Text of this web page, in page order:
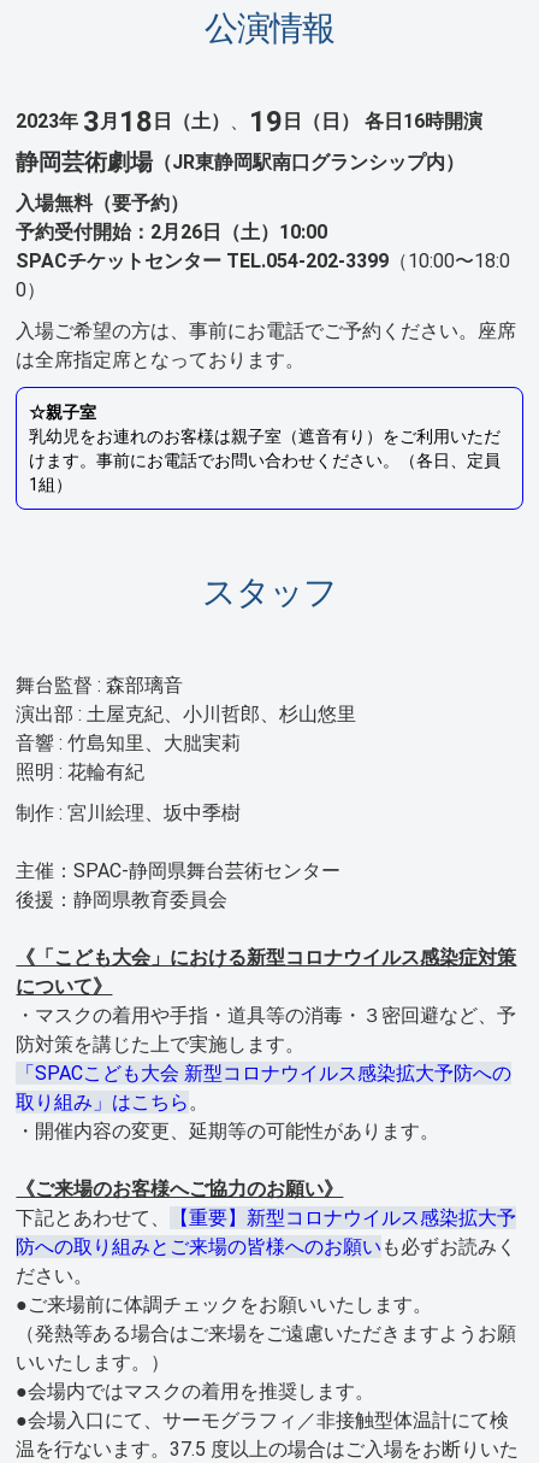
公演情報
2023年 3月 18 日（土） 、 19 日（日） 各日16時開演
静岡芸術劇場（JR東静岡駅南口グランシップ内）
入場無料（要予約）
予約受付開始：2月26日（土）10:00
SPACチケットセンター TEL.054-202-3399 （10:00〜18:0
0）
入場ご希望の方は、事前にお電話でご予約ください。座席
は全席指定席となっております。
☆親子室
乳幼児をお連れのお客様は親子室（遮音有り）をご利用いただ
けます。事前にお電話でお問い合わせください。（各日、定員
1組）
スタッフ
舞台監督 : 森部璃音
演出部 : 土屋克紀、小川哲郎、杉山悠里
音響 : 竹島知里、大朏実莉
照明 : 花輪有紀
制作 : 宮川絵理、坂中季樹
主催：SPAC-静岡県舞台芸術センター
後援：静岡県教育委員会
《「こども大会」における新型コロナウイルス感染症対策
について》
・マスクの着用や手指・道具等の消毒・３密回避など、予
防対策を講じた上で実施します。
「SPACこども大会 新型コロナウイルス感染拡大予防への
取り組み」はこちら。
・開催内容の変更、延期等の可能性があります。
《ご来場のお客様へご協力のお願い》
下記とあわせて、
【重要】新型コロナウイルス感染拡大予
防への取り組みとご来場の皆様へのお願い も必ずお読みく
ださい。
●ご来場前に体調チェックをお願いいたします。
（発熱等ある場合はご来場をご遠慮いただきますようお願
いいたします。）
●会場内ではマスクの着用を推奨します。
●会場入口にて、サーモグラフィ／非接触型体温計にて検
温を行ないます。37.5 度以上の場合はご入場をお断りいた